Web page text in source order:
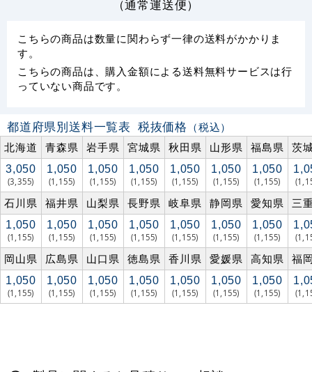
（通常運送便）
こちらの商品は数量に関わらず一律の送料がかかりま
す。
こちらの商品は、購入金額による送料無料サービスは行
っていない商品です。
都道府県別送料一覧表 税抜価格 （税込）
北海道
青森県 岩手県 宮城県 秋田県 山形県 福島県 茨
3,050
(3,355)
1,050
(1,155)
1,050
(1,155)
1,050
(1,155)
1,050
(1,155)
1,050
(1,155)
1,050
(1,155)
石川県 福井県 山梨県 長野県 岐阜県 静岡県 愛知県 三
1,050
(1,155)
1,050
(1,155)
1,050
(1,155)
1,050
(1,155)
1,050
(1,155)
1,050
(1,155)
1,050
(1,155)
岡山県 広島県 山口県 徳島県 香川県 愛媛県 高知県 福
1,050
(1,155)
1,050
(1,155)
1,050
(1,155)
1,050
(1,155)
1,050
(1,155)
1,050
(1,155)
1,050
(1,155)